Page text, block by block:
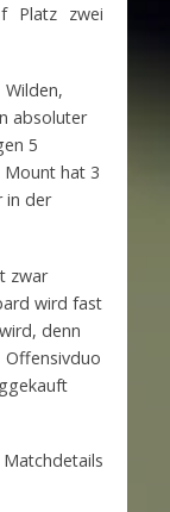
Platz zwei
absoluter
5
hat 3
in der
zwar
wird fast
denn
Offensivduo